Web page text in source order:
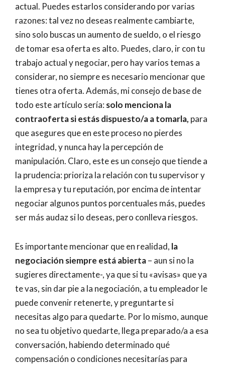
actual. Puedes estarlos considerando por varias
razones: tal vez no deseas realmente cambiarte,
sino solo buscas un aumento de sueldo, o el riesgo
de tomar esa oferta es alto. Puedes, claro, ir con tu
trabajo actual y negociar, pero hay varios temas a
considerar, no siempre es necesario mencionar que
tienes otra oferta. Además, mi consejo de base de
todo este artículo sería: solo menciona la
contraoferta si estás dispuesto/a a tomarla, para
que asegures que en este proceso no pierdes
integridad, y nunca hay la percepción de
manipulación. Claro, este es un consejo que tiende a
la prudencia: prioriza la relación con tu supervisor y
la empresa y tu reputación, por encima de intentar
negociar algunos puntos porcentuales más, puedes
ser más audaz si lo deseas, pero conlleva riesgos.
Es importante mencionar que en realidad, la
negociación siempre está abierta– aun si no la
sugieres directamente-, ya que si tu «avisas» que ya
te vas, sin dar pie a la negociación, a tu empleador le
puede convenir retenerte, y preguntarte si
necesitas algo para quedarte. Por lo mismo, aunque
no sea tu objetivo quedarte, llega preparado/a a esa
conversación, habiendo determinado qué
compensación o condiciones necesitarías para